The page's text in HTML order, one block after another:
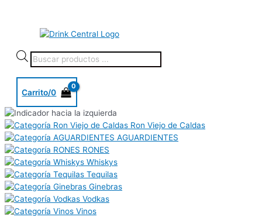
Carrito/0
Ron Viejo de Caldas
AGUARDIENTES
RONES
Whiskys
Tequilas
Ginebras
Vodkas
Vinos